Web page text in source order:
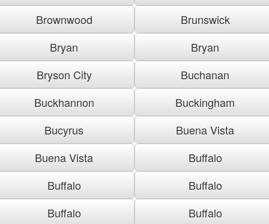
Brownwood
Brunswick
Bryan
Bryan
Bryson City
Buchanan
Buckhannon
Buckingham
Bucyrus
Buena Vista
Buena Vista
Buffalo
Buffalo
Buffalo
Buffalo
Buffalo